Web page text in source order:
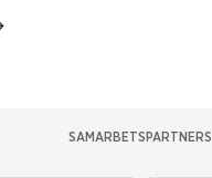
SAMARBETSPARTNERS